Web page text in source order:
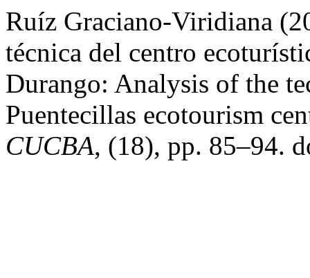
Ruíz Graciano-Viridiana
técnica del centro
Durango: Analysis of the
Puentecillas ecotourism
CUCBA, (18), pp. 85–94.